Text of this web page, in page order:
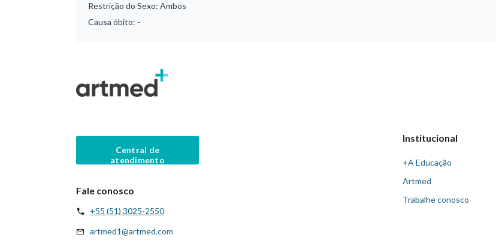
Restrição do Sexo: Ambos
Causa óbito: -
Central de
atendimento
Fale conosco
+55 (51) 3025-2550
artmed1@artmed.com
Institucional
+A Educação
Artmed
Trabalhe conosco